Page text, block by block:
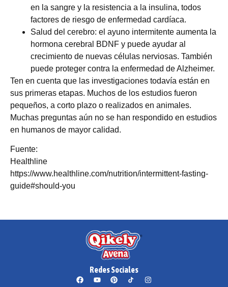
en la sangre y la resistencia a la insulina, todos
factores de riesgo de enfermedad cardíaca.
Salud del cerebro: el ayuno intermitente aumenta la
hormona cerebral BDNF y puede ayudar al
crecimiento de nuevas células nerviosas. También
puede proteger contra la enfermedad de Alzheimer.
Ten en cuenta que las investigaciones todavía están en
sus primeras etapas. Muchos de los estudios fueron
pequeños, a corto plazo o realizados en animales.
Muchas preguntas aún no se han respondido en estudios
en humanos de mayor calidad.
Fuente:
Healthline
https://www.healthline.com/nutrition/intermittent-fasting-
guide#should-you
Redes Sociales